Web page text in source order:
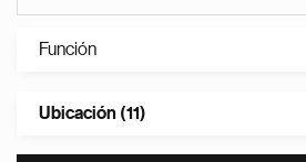
Función
Ubicación (11)